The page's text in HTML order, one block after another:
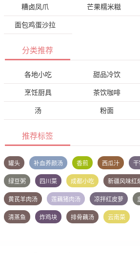
糟卤凤爪 芒果糯米糍
面包鸡蛋沙拉
分类推荐
各地小吃 甜品冷饮
烹饪厨具 茶饮咖啡
汤 粉面
推荐标签
罐头 补血养颜汤 香煎 西瓜汁
绿豆粥 四川菜 成都小吃 新疆风味红
黄芪羊肉汤 莲藕猪肉汤 凉拌红皮萝
清蒸鱼 炸鸡块 排骨藕汤 云南菜